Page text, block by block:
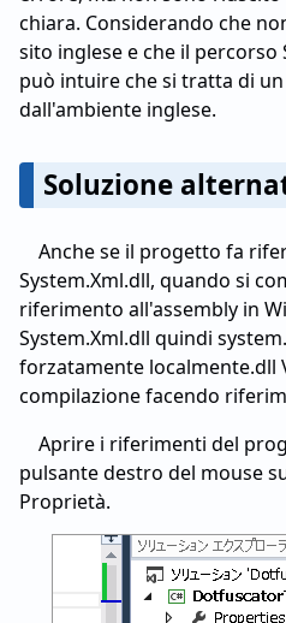
chiara. Considerando che
sito inglese e che il percorso
può intuire che si tratta di
dall'ambiente inglese.
Soluzione
Anche se il progetto fa
System.Xml.dll, quando si
riferimento all'assembly in
System.Xml.dll quindi
forzatamente localmente.dll
compilazione facendo
Aprire i riferimenti del
pulsante destro del mouse
Proprietà.